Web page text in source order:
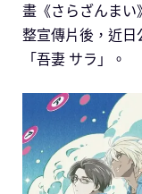
畫《さらざんま
整宣傳片後，近日
「吾妻 サラ」。